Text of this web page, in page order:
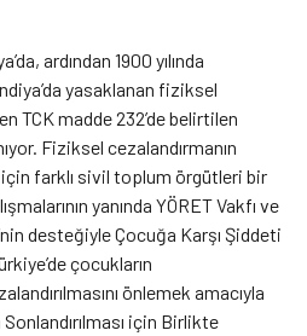
ardından 1900 yılında
yasaklanan fiziksel
TCK madde 232’de belirtilen
Fiziksel cezalandırmanın
için farklı sivil toplum örgütleri bir
yanında YÖRET Vakfı ve
desteğiyle Çocuğa Karşı Şiddeti
çocukların
önlemek amacıyla
için Birlikte